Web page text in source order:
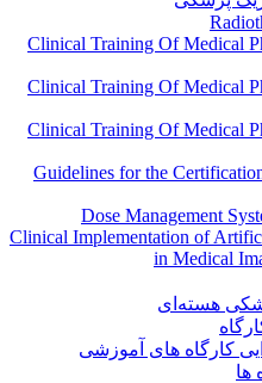
Clinical Training Of Medical
Clinical Training Of Medical
Clinical Training Of Medical
Guidelines for the
Dose Management
Clinical Implementation of
in Medical
هسته‌ای
کارگاه های آموزشی